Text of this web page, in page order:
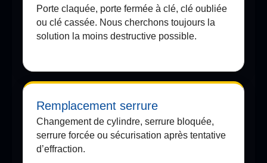
Porte claquée, porte fermée à clé, clé oubliée
ou clé cassée. Nous cherchons toujours la
solution la moins destructive possible.
Remplacement serrure
Changement de cylindre, serrure bloquée,
serrure forcée ou sécurisation après tentative
d’effraction.